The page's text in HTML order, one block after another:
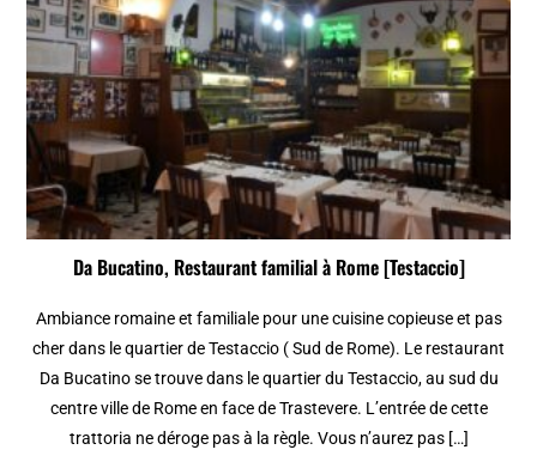
Da Bucatino, Restaurant familial à Rome [Testaccio]
Ambiance romaine et familiale pour une cuisine copieuse et pas
cher dans le quartier de Testaccio ( Sud de Rome). Le restaurant
Da Bucatino se trouve dans le quartier du Testaccio, au sud du
centre ville de Rome en face de Trastevere. L’entrée de cette
trattoria ne déroge pas à la règle. Vous n’aurez pas […]